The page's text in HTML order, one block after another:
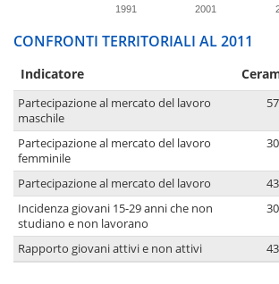
1991 2001
CONFRONTI TERRITORIALI AL 2011
Indicatore
Partecipazione al mercato del lavoro
maschile
Partecipazione al mercato del lavoro
femminile
Partecipazione al mercato del lavoro
Incidenza giovani 15-29 anni che non
studiano e non lavorano
Rapporto giovani attivi e non attivi